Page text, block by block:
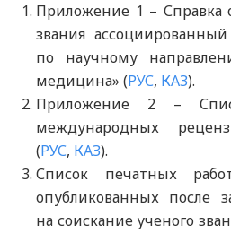
Приложение 1 – Справка
звания
по научному
медицина» (РУС, КАЗ).
Приложение 2 –
международных
(РУС, КАЗ).
Список печатных
опубликованных после
на соискание ученого